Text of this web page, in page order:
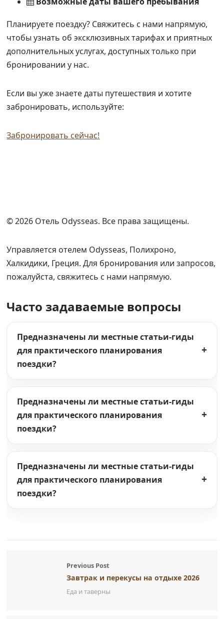
Планируете поездку? Свяжитесь с нами напрямую,
чтобы узнать об эксклюзивных тарифах и приятных
дополнительных услугах, доступных только при
бронировании у нас.
Если вы уже знаете даты путешествия и хотите
забронировать, используйте:
Забронировать сейчас!
© 2026 Отель Odysseas. Все права защищены.
Управляется отелем Odysseas, Полихроно,
Халкидики, Греция. Для бронирования или запросов,
пожалуйста, свяжитесь с нами напрямую.
Часто задаваемые вопросы
Предназначены ли местные статьи-гиды
для практического планирования
поездки?
Предназначены ли местные статьи-гиды
для практического планирования
поездки?
Предназначены ли местные статьи-гиды
для практического планирования
поездки?
Previous Post
Завтрак и перекусы на отдыхе 2026
Еда и таверны